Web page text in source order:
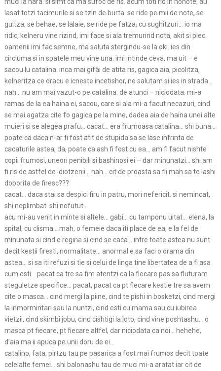
nah… nu am mai vazut-o pe catalina. de atunci – niciodata. mi-a
ramas de la ea haina ei, sacou, care si ala mi-a facut necazuri, cind
se mai agatza cite fo gagica pe la mine, dadea aia de haina unei alte
muieri si se alegea prafu… cacat… era frumoasa catalina… shi buna…
poate ca daca n-ar fi fost atit de stupida sa se lase infrinta de
cacaturile astea, da, poate ca ash fi fost cu ea… am fi facut nishte
copii frumosi, uneori penibili si bashinosi ei – dar minunatzi… shi am
fi ris de astfel de idiotzenii… nah… cit de proasta sa fii mah sa te lashi
doborita de firesc???
cacat… daca stai sa despici firu in patru, mori nefericit. si nemincat,
shi neplimbat. shi nefutut…
acu mi-au venit in minte si altele… gabi… cu tamponu uitat… elena, la
spital, cu clisma… mah, o femeie daca iti place de ea, e la fel de
minunata si cind e regina si cind se caca… intre toate astea nu sunt
decit kestii firesti, normalitate… anormal e sa faci o drama din
astea… si sa iti refuzi si tie si celui de linga tine libertatea de a fi asa
cum esti… pacat ca tre sa fim atentzi ca la fiecare pas sa fluturam
steguletze specifice… pacat, pacat ca pt fiecare kestie tre sa avem
cite o masca… cind mergi la piine, cind te pishi in bosketzi, cind mergi
la inmormintari sau la nuntzi, cind esti cu mama sau cu iubirea
vietzii, cind skimbi jobu, cind cishtigi la loto, cind vine poshtashu… o
masca pt fiecare, pt fiecare altfel, dar niciodata ca noi… hehehe,
d’aia ma ii apuca pe unii doru de ei…
catalino, fata, pirtzu tau pe pasarica a fost mai frumos decit toate
celelalte femei… shi balonashu tau de muci mi-a aratat iar cit de